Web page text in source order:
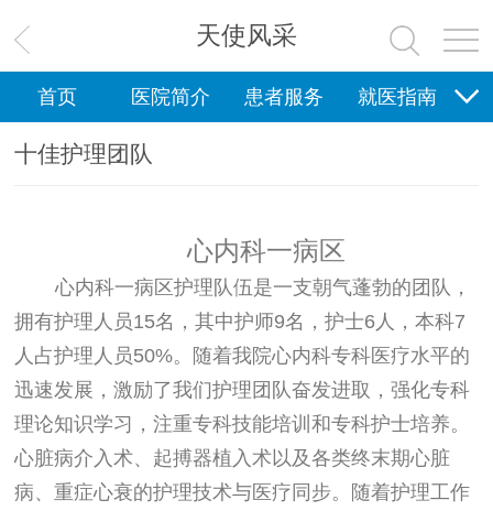
天使风采
首页 医院简介 患者服务 就医指南
科研教学 新闻中心
十佳护理团队
心内科一病区
心内科一病区护理队伍是一支朝气蓬勃的团队，
拥有护理人员15名，其中护师9名，护士6人，本科7
人占护理人员50%。随着我院心内科专科医疗水平的
迅速发展，激励了我们护理团队奋发进取，强化专科
理论知识学习，注重专科技能培训和专科护士培养。
心脏病介入术、起搏器植入术以及各类终末期心脏
病、重症心衰的护理技术与医疗同步。随着护理工作